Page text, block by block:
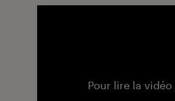
Pour lire la